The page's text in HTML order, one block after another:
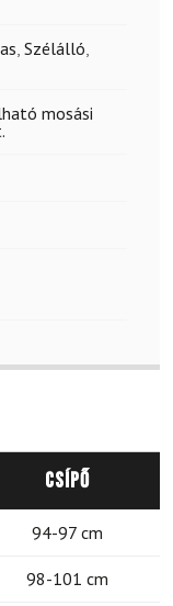
, Szélálló,
mosási
Csípő
94-97 cm
98-101 cm